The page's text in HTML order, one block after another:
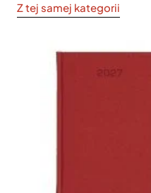
Z tej samej kategorii